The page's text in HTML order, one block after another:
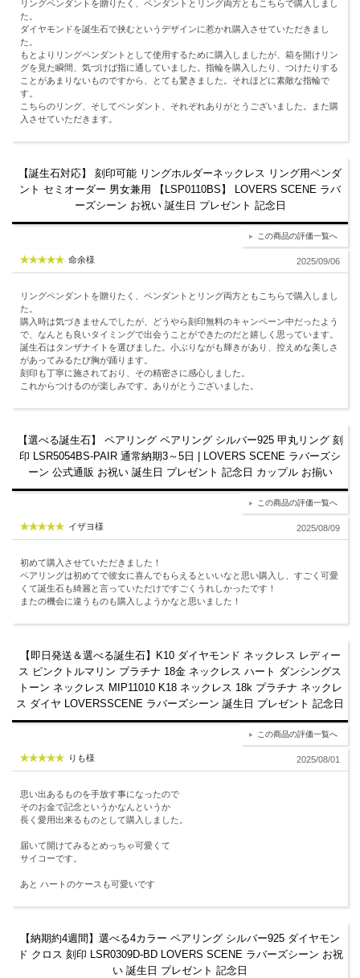
リングペンダントを贈りたく、ペンダントとリング両方ともこちらで購入しまし
た。
ダイヤモンドを誕生石で挟むというデザインに惹かれ購入させていただきまし
た。
もとよりリングペンダントとして使用するために購入しましたが、箱を開けリン
グを見た瞬間、気づけば指に通していました。指輪を購入したり、つけたりする
ことがあまりないものですから、とても驚きました。それほどに素敵な指輪で
す。
こちらのリング、そしてペンダント、それぞれありがとうございました。また購
入させていただきます。
【誕生石対応】 刻印可能 リングホルダーネックレス リング用ペンダ
ント セミオーダー 男女兼用 【LSP0110BS】 LOVERS SCENE ラバ
ーズシーン お祝い 誕生日 プレゼント 記念日
この商品の評価一覧へ
命余様 2025/09/06
リングペンダントを贈りたく、ペンダントとリング両方ともこちらで購入しまし
た。
購入時は気づきませんでしたが、どうやら刻印無料のキャンペーン中だったよう
で、なんとも良いタイミングで出会うことができたのだと嬉しく思っています。
誕生石はタンザナイトを選びました。小ぶりながも輝きがあり、控えめな美しさ
があってみるたび胸が踊ります。
刻印も丁寧に施されており、その精密さに感心しました。
これからつけるのが楽しみです。ありがとうございました。
【選べる誕生石】 ペアリング ペアリング シルバー925 甲丸リング 刻
印 LSR5054BS-PAIR 通常納期3～5日 | LOVERS SCENE ラバーズシ
ーン 公式通販 お祝い 誕生日 プレゼント 記念日 カップル お揃い
この商品の評価一覧へ
イザヨ様 2025/08/09
初めて購入させていただきました！
ペアリングは初めてで彼女に喜んでもらえるといいなと思い購入し、すごく可愛
くて誕生石も綺麗と言っていただけですごくうれしかったです！
またの機会に違うものも購入しようかなと思いました！
【即日発送＆選べる誕生石】K10 ダイヤモンド ネックレス レディー
ス ピンクトルマリン プラチナ 18金 ネックレス ハート ダンシングス
トーン ネックレス MIP11010 K18 ネックレス 18k プラチナ ネックレ
ス ダイヤ LOVERSSCENE ラバーズシーン 誕生日 プレゼント 記念日
この商品の評価一覧へ
りも様 2025/08/01
思い出あるものを手放す事になったので
そのお金で記念というかなんというか
長く愛用出来るものとして購入しました。
届いて開けてみるとめっちゃ可愛くて
サイコーです。
あと ハートのケースも可愛いです
【納期約4週間】選べる4カラー ペアリング シルバー925 ダイヤモン
ド クロス 刻印 LSR0309D-BD LOVERS SCENE ラバーズシーン お祝
い 誕生日 プレゼント 記念日